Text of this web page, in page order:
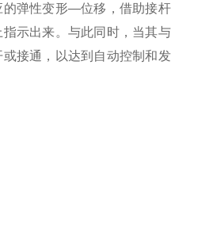
的弹性变形—位移，借助接杆
示出来。与此同时，当其与
接通，以达到自动控制和发